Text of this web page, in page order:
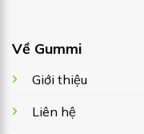
Về Gummi
Giới thiệu
Liên hệ